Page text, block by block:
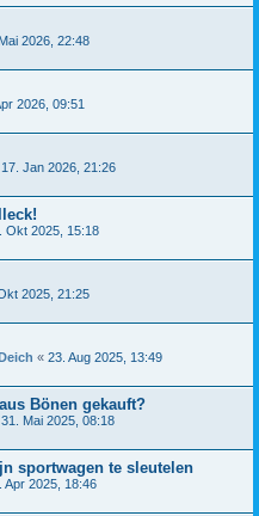
2026, 22:48
2026, 09:51
17. Jan 2026, 21:26
Okt 2025, 15:18
2025, 21:25
« 23. Aug 2025, 13:49
Bönen gekauft?
31. Mai 2025, 08:18
sportwagen te sleutelen
Apr 2025, 18:46